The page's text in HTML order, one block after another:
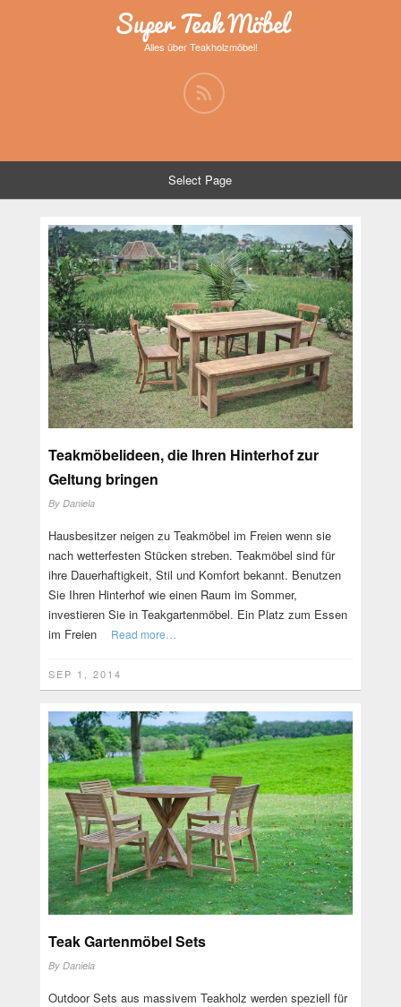
Super Teak Möbel
Alles über Teakholzmöbel!
Select Page
Teakmöbelideen, die Ihren Hinterhof zur
Geltung bringen
By Daniela
Hausbesitzer neigen zu Teakmöbel im Freien wenn sie
nach wetterfesten Stücken streben. Teakmöbel sind für
ihre Dauerhaftigkeit, Stil und Komfort bekannt. Benutzen
Sie Ihren Hinterhof wie einen Raum im Sommer,
investieren Sie in Teakgartenmöbel. Ein Platz zum Essen
im Freien
Read more…
SEP 1, 2014
Teak Gartenmöbel Sets
By Daniela
Outdoor Sets aus massivem Teakholz werden speziell für